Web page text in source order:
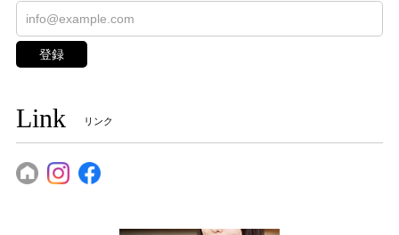
登録
Link リンク